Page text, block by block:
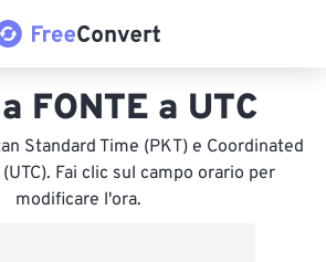
FONTE a UTC
Standard Time (PKT) e Coordinated
Fai clic sul campo orario per
modificare l'ora.